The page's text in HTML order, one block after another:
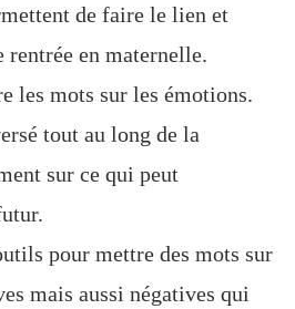
de faire le lien et
rentrée en maternelle.
les mots sur les émotions.
tout au long de la
sur ce qui peut
pour mettre des mots sur
mais aussi négatives qui